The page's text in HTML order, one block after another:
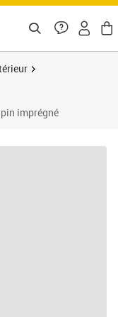
imprégné